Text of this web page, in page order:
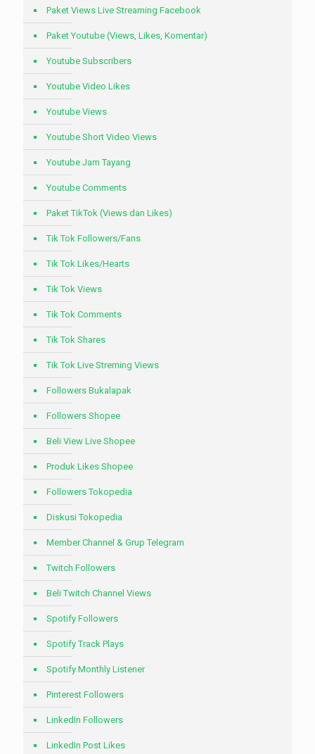
Paket Views Live Streaming Facebook
Paket Youtube (Views, Likes, Komentar)
Youtube Subscribers
Youtube Video Likes
Youtube Views
Youtube Short Video Views
Youtube Jam Tayang
Youtube Comments
Paket TikTok (Views dan Likes)
Tik Tok Followers/Fans
Tik Tok Likes/Hearts
Tik Tok Views
Tik Tok Comments
Tik Tok Shares
Tik Tok Live Streming Views
Followers Bukalapak
Followers Shopee
Beli View Live Shopee
Produk Likes Shopee
Followers Tokopedia
Diskusi Tokopedia
Member Channel & Grup Telegram
Twitch Followers
Beli Twitch Channel Views
Spotify Followers
Spotify Track Plays
Spotify Monthly Listener
Pinterest Followers
LinkedIn Followers
LinkedIn Post Likes